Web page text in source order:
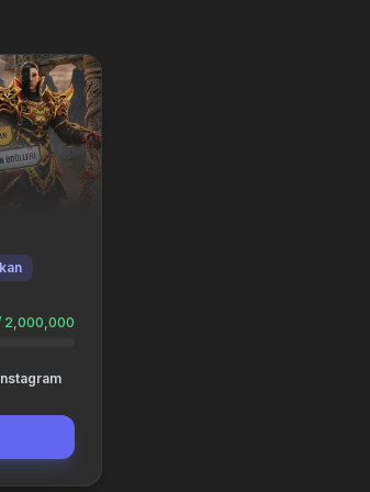
2,000,000